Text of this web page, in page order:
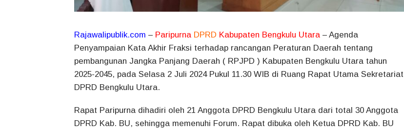
Rajawalipublik.com – Paripurna DPRD Kabupaten Bengkulu Utara – Agenda
Penyampaian Kata Akhir Fraksi terhadap rancangan Peraturan Daerah tentang
pembangunan Jangka Panjang Daerah ( RPJPD ) Kabupaten Bengkulu Utara tahun
2025-2045, pada Selasa 2 Juli 2024 Pukul 11.30 WIB di Ruang Rapat Utama Sekretariat
DPRD Bengkulu Utara.
Rapat Paripurna dihadiri oleh 21 Anggota DPRD Bengkulu Utara dari total 30 Anggota
DPRD Kab. BU, sehingga memenuhi Forum. Rapat dibuka oleh Ketua DPRD Kab. BU